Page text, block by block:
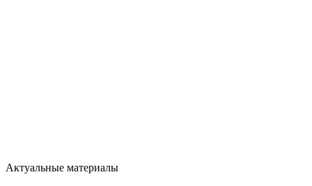
Актуальные материалы